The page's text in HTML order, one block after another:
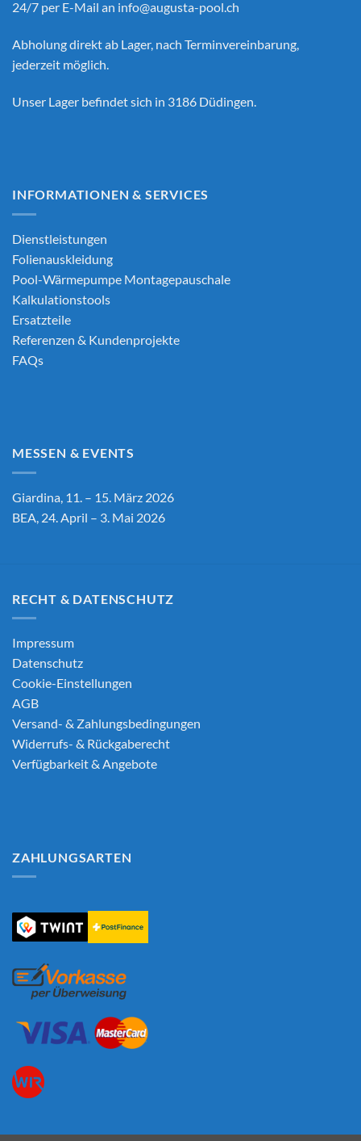
24/7 per E-Mail an info@augusta-pool.ch
Abholung direkt ab Lager, nach Terminvereinbarung,
jederzeit möglich.
Unser Lager befindet sich in 3186 Düdingen.
INFORMATIONEN & SERVICES
Dienstleistungen
Folienauskleidung
Pool-Wärmepumpe Montagepauschale
Kalkulationstools
Ersatzteile
Referenzen & Kundenprojekte
FAQs
MESSEN & EVENTS
Giardina, 11. – 15. März 2026
BEA, 24. April – 3. Mai 2026
RECHT & DATENSCHUTZ
Impressum
Datenschutz
Cookie-Einstellungen
AGB
Versand- & Zahlungsbedingungen
Widerrufs- & Rückgaberecht
Verfügbarkeit & Angebote
ZAHLUNGSARTEN